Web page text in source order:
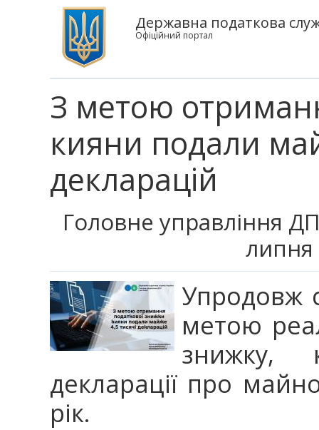
Державна податкова
Офіційний портал
З метою
кияни подали
декларацій
Головне управління
липня
Упродовж
метою
декларації про
рік.